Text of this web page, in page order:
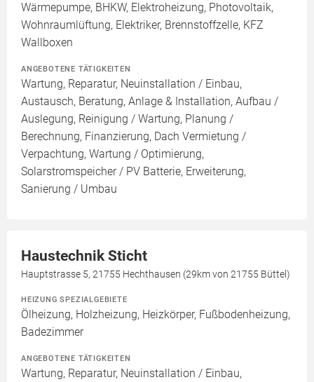
Wärmepumpe, BHKW, Elektroheizung, Photovoltaik,
Wohnraumlüftung, Elektriker, Brennstoffzelle, KFZ
Wallboxen
ANGEBOTENE TÄTIGKEITEN
Wartung, Reparatur, Neuinstallation / Einbau,
Austausch, Beratung, Anlage & Installation, Aufbau /
Auslegung, Reinigung / Wartung, Planung /
Berechnung, Finanzierung, Dach Vermietung /
Verpachtung, Wartung / Optimierung,
Solarstromspeicher / PV Batterie, Erweiterung,
Sanierung / Umbau
Haustechnik Sticht
Hauptstrasse 5, 21755 Hechthausen (29km von 21755 Büttel)
HEIZUNG SPEZIALGEBIETE
Ölheizung, Holzheizung, Heizkörper, Fußbodenheizung,
Badezimmer
ANGEBOTENE TÄTIGKEITEN
Wartung, Reparatur, Neuinstallation / Einbau,